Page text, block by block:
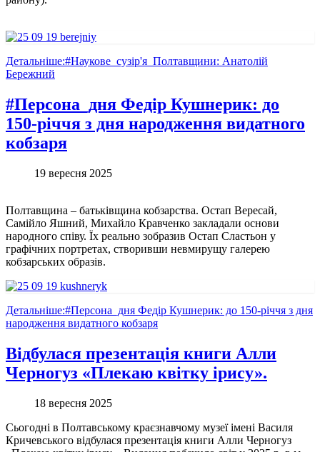
Детальніше:#Наукове_сузір'я_Полтавщини: Анатолій
Бережний
#Персона_дня Федір Кушнерик: до
150-річчя з дня народження видатного
кобзаря
19 вересня 2025
Полтавщина – батьківщина кобзарства. Остап Вересай,
Самійло Яшний, Михайло Кравченко закладали основи
народного співу. Їх реально зобразив Остап Сластьон у
графічних портретах, створивши невмирущу галерею
кобзарських образів.
Детальніше:#Персона_дня Федір Кушнерик: до 150-річчя з дня
народження видатного кобзаря
Відбулася презентація книги Алли
Черногуз «Плекаю квітку ірису».
18 вересня 2025
Сьогодні в Полтавському краєзнавчому музеї імені Василя
Кричевського відбулася презентація книги Алли Черногуз